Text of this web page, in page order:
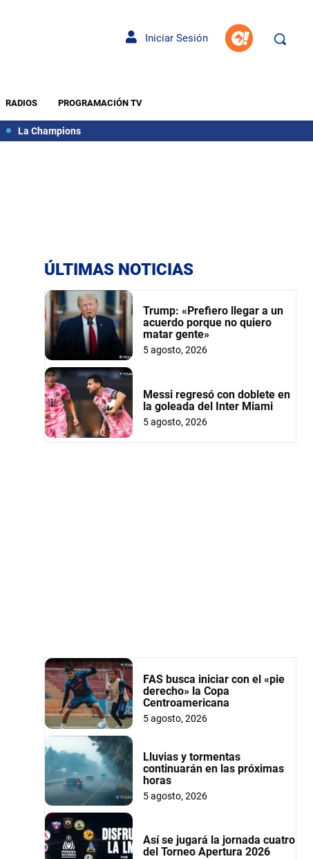
Iniciar Sesión
RADIOS PROGRAMACIÓN TV
La Champions
ÚLTIMAS NOTICIAS
Trump: «Prefiero llegar a un
acuerdo porque no quiero
matar gente»
5 agosto, 2026
Messi regresó con doblete en
la goleada del Inter Miami
5 agosto, 2026
FAS busca iniciar con el «pie
derecho» la Copa
Centroamericana
5 agosto, 2026
Lluvias y tormentas
continuarán en las próximas
horas
5 agosto, 2026
Así se jugará la jornada cuatro
del Torneo Apertura 2026